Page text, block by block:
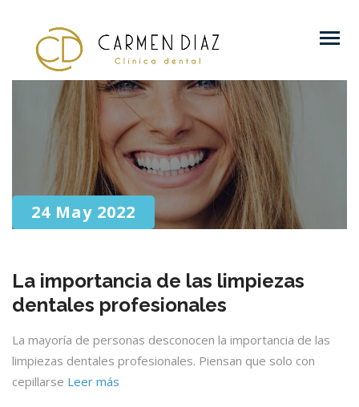
24 May 2022
La importancia de las limpiezas
dentales profesionales
La mayoría de personas desconocen la importancia de las
limpiezas dentales profesionales. Piensan que solo con
cepillarse Leer más